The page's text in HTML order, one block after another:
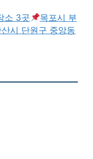
소 3곳
목포시 부
산시 단원구 중앙동